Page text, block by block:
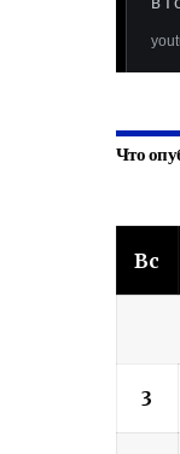
Что
Вс
3